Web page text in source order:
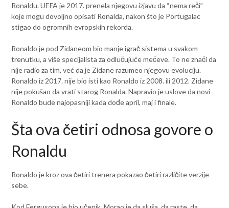
Ronaldu. UEFA je 2017. prenela njegovu izjavu da “nema reči”
koje mogu dovoljno opisati Ronalda, nakon što je Portugalac
stigao do ogromnih evropskih rekorda.
Ronaldo je pod Zidaneom bio manje igrač sistema u svakom
trenutku, a više specijalista za odlučujuće mečeve. To ne znači da
nije radio za tim, već da je Zidane razumeo njegovu evoluciju.
Ronaldo iz 2017. nije bio isti kao Ronaldo iz 2008. ili 2012. Zidane
nije pokušao da vrati starog Ronalda. Napravio je uslove da novi
Ronaldo bude najopasniji kada dođe april, maj i finale.
Šta ova četiri odnosa govore o
Ronaldu
Ronaldo je kroz ova četiri trenera pokazao četiri različite verzije
sebe.